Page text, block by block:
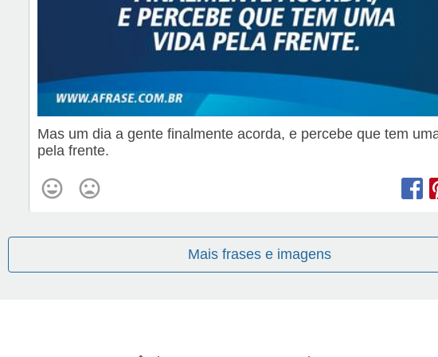
Mas um dia a gente finalmente acorda, e percebe que tem
pela frente.
Mais frases e imagens